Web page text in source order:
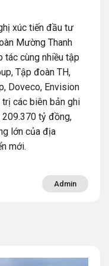
xúc tiến đầu tư
Mường Thanh
tác cùng nhiều tập
, Tập đoàn TH,
, Doveco, Envision
trị các biên bản ghi
tỷ đồng,
lớn của địa
mới.
Admin